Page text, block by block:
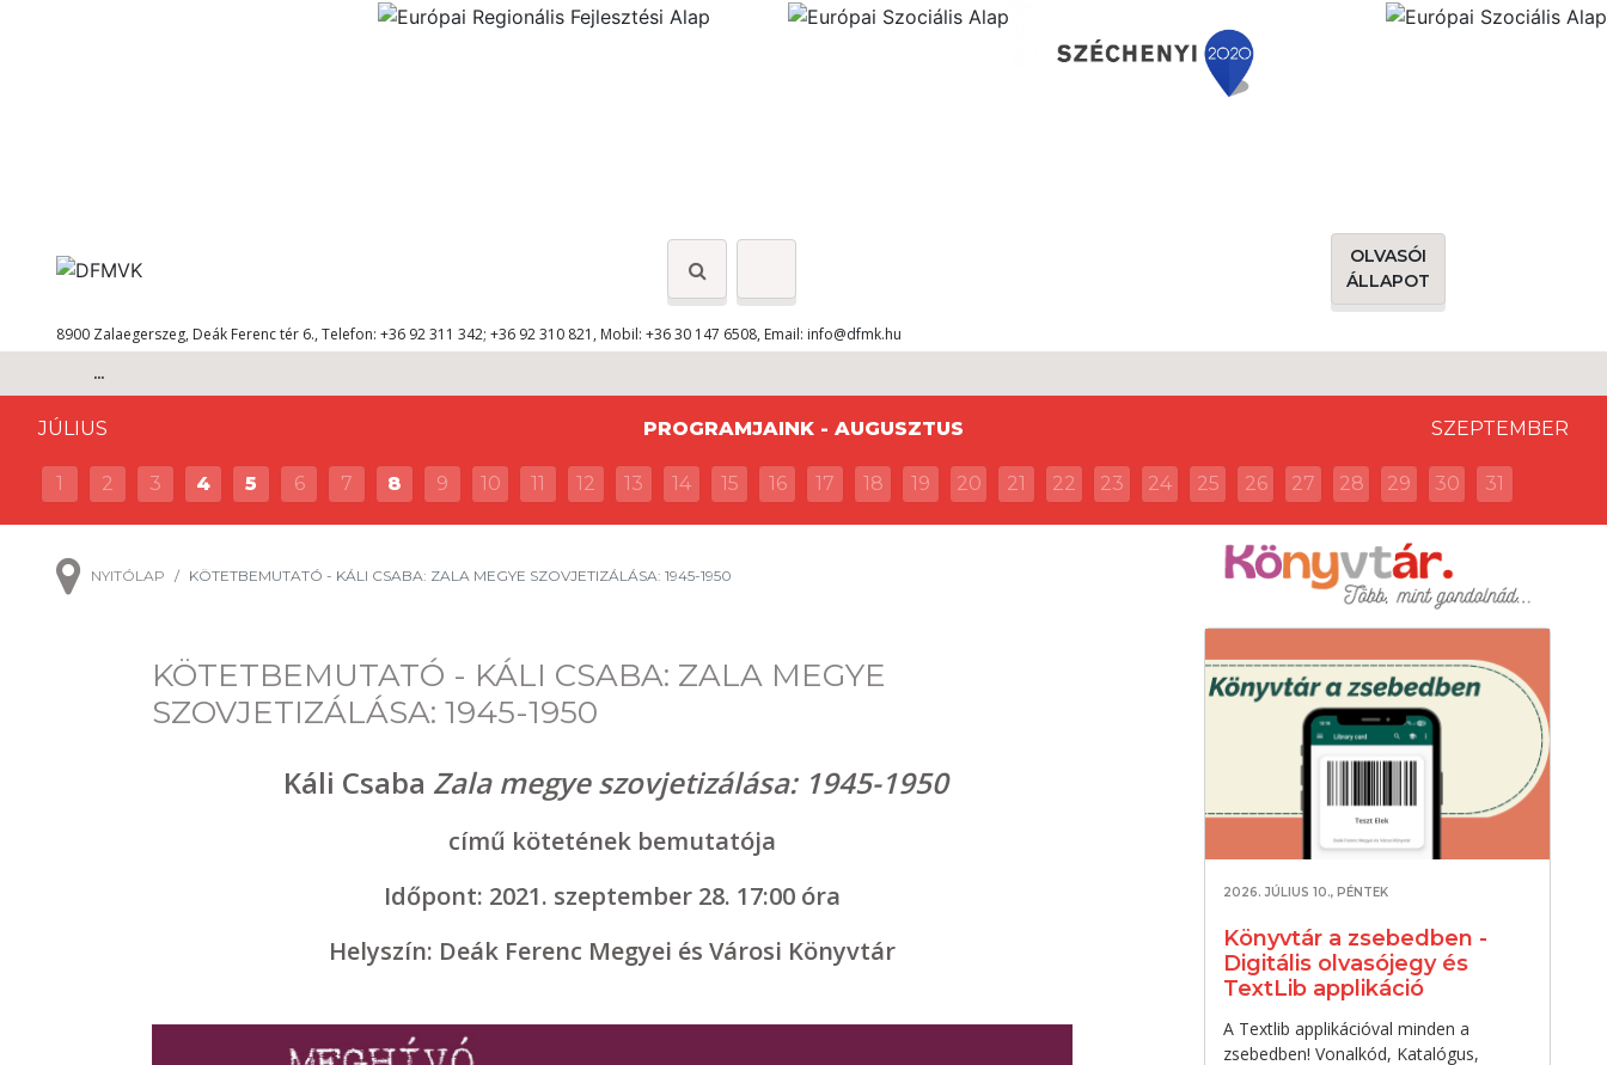
OLVASÓI
ÁLLAPOT
8900 Zalaegerszeg, Deák Ferenc tér 6., Telefon: +36 92 311 342; +36 92 310 821, Mobil: +36 30 147 6508, Email: info@dfmk.hu
...
JÚLIUS PROGRAMJAINK - AUGUSZTUS SZEPTEMBER
1 2 3 4 5 6 7 8 9 10 11 12 13 14 15 16 17 18 19 20 21 22 23 24 25 26 27 28 29 30 31
NYITÓLAP KÖTETBEMUTATÓ - KÁLI CSABA: ZALA MEGYE SZOVJETIZÁLÁSA: 1945-1950
KÖTETBEMUTATÓ - KÁLI CSABA: ZALA MEGYE
SZOVJETIZÁLÁSA: 1945-1950
Káli Csaba Zala megye szovjetizálása: 1945-1950
című kötetének bemutatója
Időpont: 2021. szeptember 28. 17:00 óra
Helyszín: Deák Ferenc Megyei és Városi Könyvtár
2026. JÚLIUS 10., PÉNTEK
Könyvtár a zsebedben -
Digitális olvasójegy és
TextLib applikáció
A Textlib applikációval minden a
zsebedben! Vonalkód, Katalógus,